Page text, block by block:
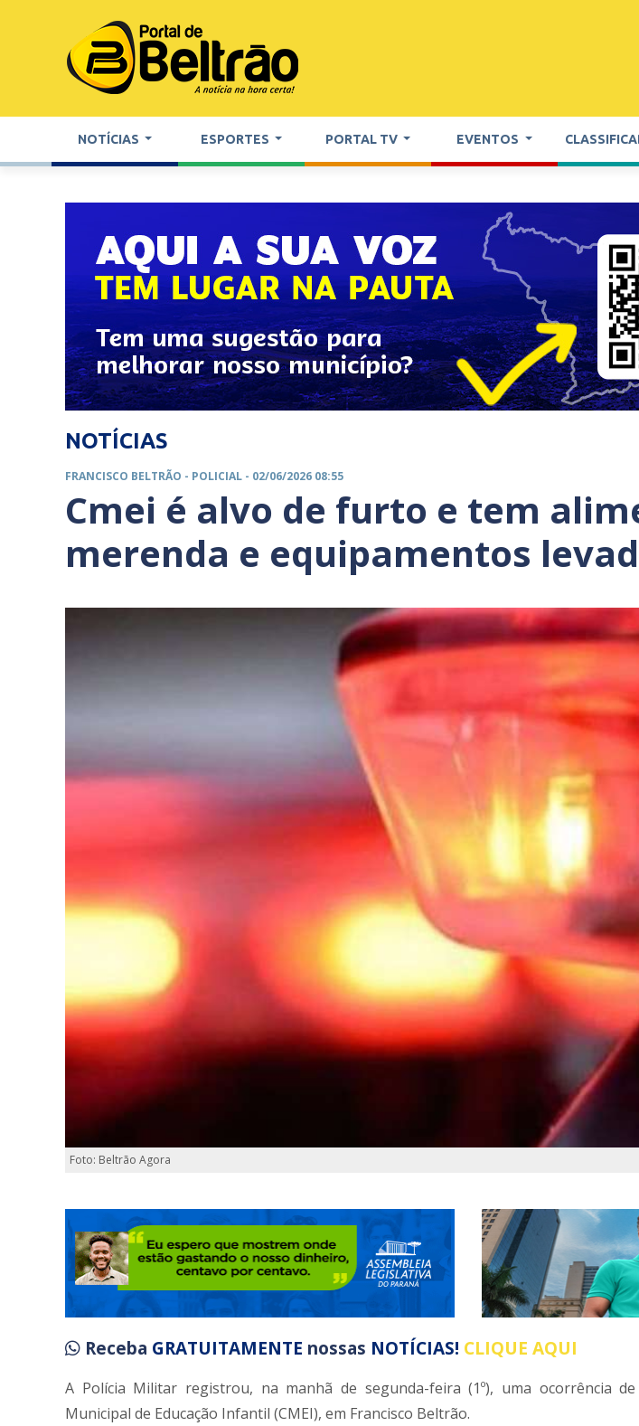
NOTÍCIAS ESPORTES PORTAL TV EVENTOS
NOTÍCIAS
FRANCISCO BELTRÃO - POLICIAL - 02/06/2026 08:55
Cmei é alvo de furto e tem
merenda e equipamentos
Foto: Beltrão Agora
Receba GRATUITAMENTE nossas NOTÍCIAS! CLIQUE AQUI
A Polícia Militar registrou, na manhã de segunda-feira (1º), uma ocorrência
Municipal de Educação Infantil (CMEI), em Francisco Beltrão.